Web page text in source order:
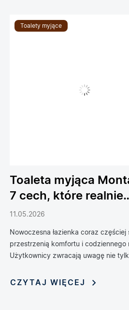
Toalety myjące
Toaleta myjąca
7 cech, które realnie
podnoszą komfort
codziennego życia
11.05.2026
Nowoczesna łazienka coraz częściej
przestrzenią komfortu i codziennego
Użytkownicy zwracają uwagę nie
poprawiają wygodę, higienę i
CZYTAJ WIĘCEJ